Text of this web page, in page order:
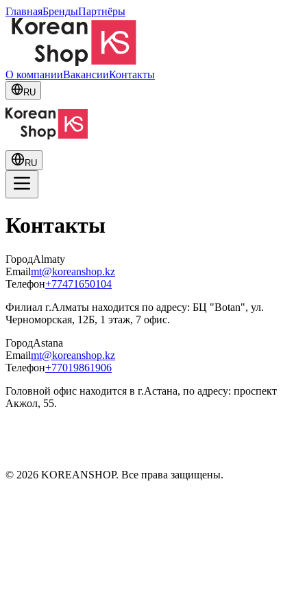
ГлавнаяБрендыПартнёры
О компанииВакансииКонтакты
RU
RU
Контакты
ГородAlmaty
Emailmt@koreanshop.kz
Телефон+77471650104
Филиал г.Алматы находится по адресу: ​БЦ "Botan​", ул.
Черноморская, 12Б​, 1 этаж, 7 офис.
ГородAstana
Emailmt@koreanshop.kz
Телефон+77019861906
Головной офис находится в г.Астана, по адресу: проспект
Акжол, 55.
© 2026 KOREANSHOP. Все права защищены.